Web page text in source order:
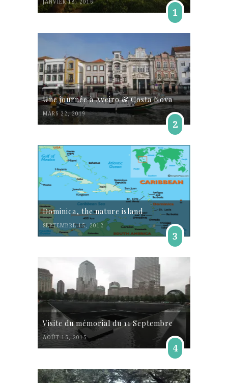
JANVIER 18, 2016
1
Une journée à Aveiro & Costa Nova
MARS 22, 2019
2
Dominica, the nature island
SEPTEMBRE 15, 2012
3
Visite du mémorial du 11 Septembre
AOÛT 15, 2015
4